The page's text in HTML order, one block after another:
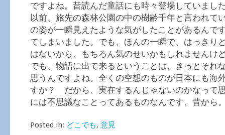
ですよね。昔読んだ童話にも時々登場していまし
以前、旅先の森林公園の中の樹齢千年と言われて
の姿が一瞬見えたような気がしたことがあるんで
てしまいました。でも、ほんの一瞬で、はっきり
はないから、もちろん気のせいかもしれませんけ
でも、物語に出て来るということは、きっとそれ
思うんですよね。全くの空想のものが日本にも海
すか？ だから、実在するんじゃないのかなって
には不思議なことってあるものなんです、昔から
Posted in: どこでも, 意見